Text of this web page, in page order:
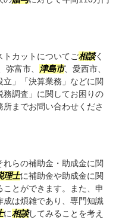
トカットについてご相談く
弥富市、 津島市、愛西市、
」「決算業務」などに関
調査」に関してお困りの
までお問い合わせくださ
らの補助金・助成金に関
理士に補助金や助成金に関
とができます。また、申
は煩雑であり、専門知識
に相談してみることを考え